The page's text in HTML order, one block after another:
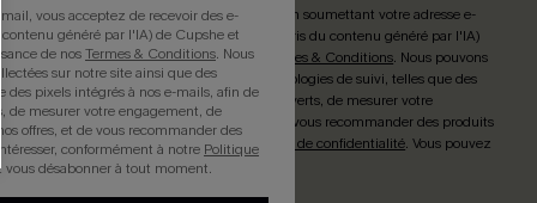
Chaque code est valable une seule fois.
En soumettant votre adresse e-
de recevoir des e-mails marketing (y compris du contenu généré par l'IA)
avoir pris connaissance de nos
Termes & Conditions. Nous pouvons
collectées sur notre site ainsi que des technologies de suivi, telles que des
nos e-mails, afin de savoir si ceux-ci ont été ouverts, de mesurer votre
nos contenus et nos offres, et de vous recommander des produits
vous intéresser, conformément à notrePolitique de confidentialité. Vous pouvez
à tout moment.
vous acceptez de recevoir des e-
généré par l'IA) de Cupshe et
de nosTermes & Conditions. Nous
sur notre site ainsi que des
des pixels intégrés à nos e-mails, afin de
de mesurer votre engagement, de
offres, et de vous recommander des
conformément à notre Politique
vous désabonner à tout moment.